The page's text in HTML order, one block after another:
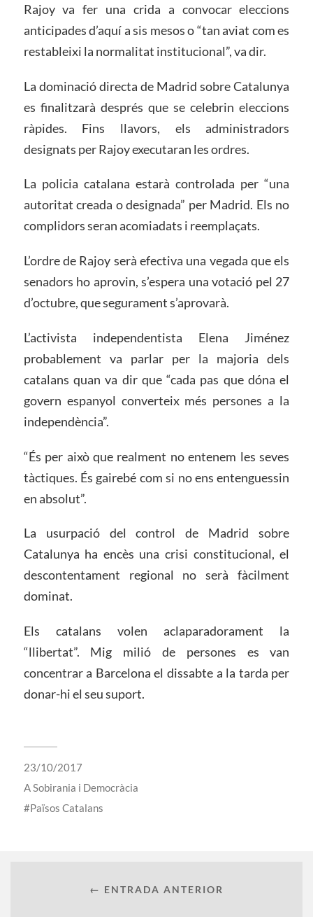
Rajoy va fer una crida a convocar eleccions
anticipades d’aquí a sis mesos o “tan aviat com es
restableixi la normalitat institucional”, va dir.
La dominació directa de Madrid sobre Catalunya
es finalitzarà després que se celebrin eleccions
ràpides. Fins llavors, els administradors
designats per Rajoy executaran les ordres.
La policia catalana estarà controlada per “una
autoritat creada o designada” per Madrid. Els no
complidors seran acomiadats i reemplaçats.
L’ordre de Rajoy serà efectiva una vegada que els
senadors ho aprovin, s’espera una votació pel 27
d’octubre, que segurament s’aprovarà.
L’activista independentista Elena Jiménez
probablement va parlar per la majoria dels
catalans quan va dir que “cada pas que dóna el
govern espanyol converteix més persones a la
independència”.
“És per això que realment no entenem les seves
tàctiques. És gairebé com si no ens entenguessin
en absolut”.
La usurpació del control de Madrid sobre
Catalunya ha encès una crisi constitucional, el
descontentament regional no serà fàcilment
dominat.
Els catalans volen aclaparadorament la
“llibertat”. Mig milió de persones es van
concentrar a Barcelona el dissabte a la tarda per
donar-hi el seu suport.
23/10/2017
ASobirania i Democràcia
Països Catalans
← ENTRADA ANTERIOR